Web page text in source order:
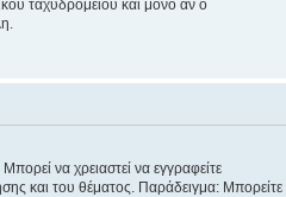
ταχυδρομείου και μόνο αν ο
να χρειαστεί να εγγραφείτε
και του θέματος. Παράδειγμα: Μπορείτε